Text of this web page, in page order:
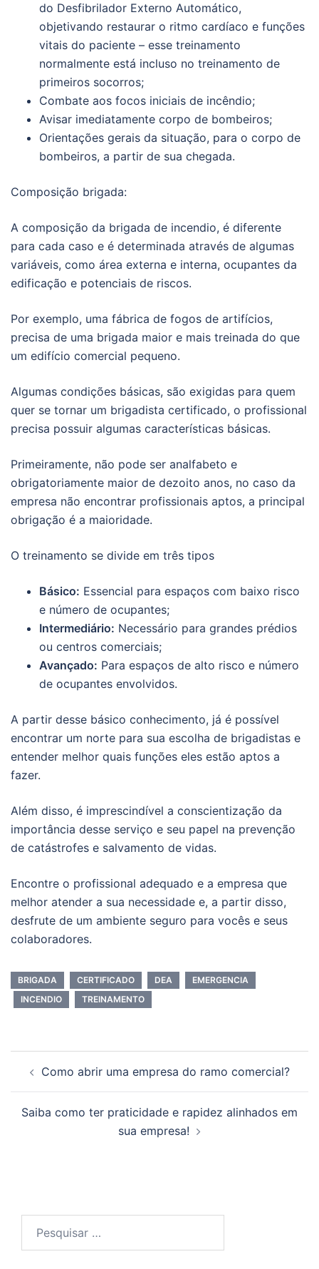
do Desfibrilador Externo Automático,
objetivando restaurar o ritmo cardíaco e funções
vitais do paciente – esse treinamento
normalmente está incluso no treinamento de
primeiros socorros;
Combate aos focos iniciais de incêndio;
Avisar imediatamente corpo de bombeiros;
Orientações gerais da situação, para o corpo de
bombeiros, a partir de sua chegada.
Composição brigada:
A composição da brigada de incendio, é diferente
para cada caso e é determinada através de algumas
variáveis, como área externa e interna, ocupantes da
edificação e potenciais de riscos.
Por exemplo, uma fábrica de fogos de artifícios,
precisa de uma brigada maior e mais treinada do que
um edifício comercial pequeno.
Algumas condições básicas, são exigidas para quem
quer se tornar um brigadista certificado, o profissional
precisa possuir algumas características básicas.
Primeiramente, não pode ser analfabeto e
obrigatoriamente maior de dezoito anos, no caso da
empresa não encontrar profissionais aptos, a principal
obrigação é a maioridade.
O treinamento se divide em três tipos
Básico: Essencial para espaços com baixo risco
e número de ocupantes;
Intermediário: Necessário para grandes prédios
ou centros comerciais;
Avançado: Para espaços de alto risco e número
de ocupantes envolvidos.
A partir desse básico conhecimento, já é possível
encontrar um norte para sua escolha de brigadistas e
entender melhor quais funções eles estão aptos a
fazer.
Além disso, é imprescindível a conscientização da
importância desse serviço e seu papel na prevenção
de catástrofes e salvamento de vidas.
Encontre o profissional adequado e a empresa que
melhor atender a sua necessidade e, a partir disso,
desfrute de um ambiente seguro para vocês e seus
colaboradores.
BRIGADA CERTIFICADO DEA
EMERGENCIA
INCENDIO
TREINAMENTO
de
Como abrir uma empresa do ramo comercial?
Saiba como ter praticidade e rapidez alinhados em
sua empresa!